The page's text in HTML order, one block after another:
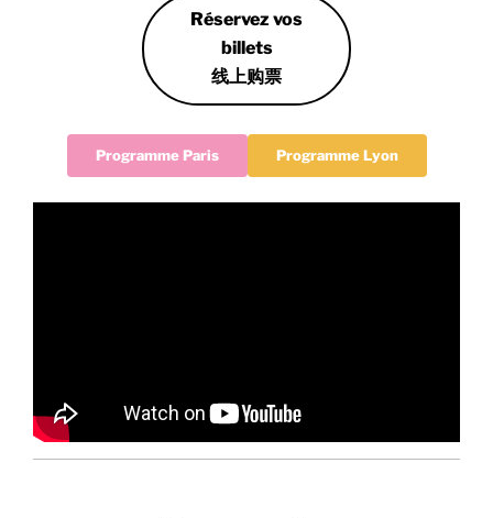
Réservez vos
billets
线上购票
Programme Paris Programme Lyon